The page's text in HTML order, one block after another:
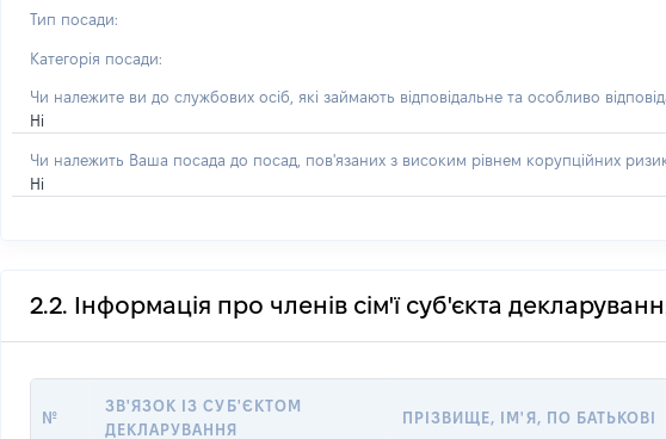
Тип посади:
Категорія посади:
Чи належите ви до службових осіб, які займають відповідальне та особливо
Ні
Чи належить Ваша посада до посад, пов'язаних з високим рівнем корупційних
Ні
2.2. Інформація про членів сім'ї суб'єкта
№
ЗВ'ЯЗОК ІЗ СУБ'ЄКТОМ
ДЕКЛАРУВАННЯ
ПРІЗВИЩЕ, ІМ'Я, ПО БАТЬКОВІ